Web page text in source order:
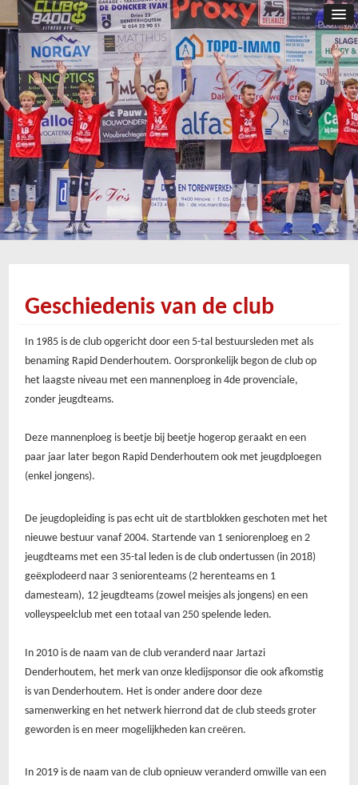
Geschiedenis van de club
In 1985 is de club opgericht door een 5-tal bestuursleden met als
benaming Rapid Denderhoutem. Oorspronkelijk begon de club op
het laagste niveau met een mannenploeg in 4de provenciale,
zonder jeugdteams.
Deze mannenploeg is beetje bij beetje hogerop geraakt en een
paar jaar later begon Rapid Denderhoutem ook met jeugdploegen
(enkel jongens).
De jeugdopleiding is pas echt uit de startblokken geschoten met het
nieuwe bestuur vanaf 2004. Startende van 1 seniorenploeg en 2
jeugdteams met een 35-tal leden is de club ondertussen (in 2018)
geëxplodeerd naar 3 seniorenteams (2 herenteams en 1
damesteam), 12 jeugdteams (zowel meisjes als jongens) en een
volleyspeelclub met een totaal van 250 spelende leden.
In 2010 is de naam van de club veranderd naar Jartazi
Denderhoutem, het merk van onze kledijsponsor die ook afkomstig
is van Denderhoutem. Het is onder andere door deze
samenwerking en het netwerk hierrond dat de club steeds groter
geworden is en meer mogelijkheden kan creëren.
In 2019 is de naam van de club opnieuw veranderd omwille van een